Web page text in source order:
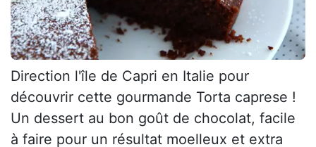
Direction l'île de Capri en Italie pour
découvrir cette gourmande Torta caprese !
Un dessert au bon goût de chocolat, facile
à faire pour un résultat moelleux et extra